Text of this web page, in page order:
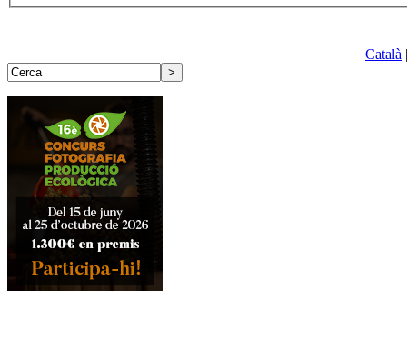
Català